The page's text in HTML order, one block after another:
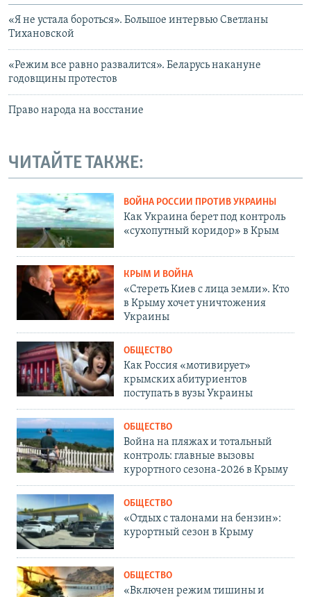
«Я не устала бороться». Большое интервью Светланы
Тихановской
«Режим все равно развалится». Беларусь накануне
годовщины протестов
Право народа на восстание
ЧИТАЙТЕ ТАКЖЕ:
ВОЙНА РОССИИ ПРОТИВ УКРАИНЫ
Как Украина берет под контроль
«сухопутный коридор» в Крым
КРЫМ И ВОЙНА
«Стереть Киев с лица земли». Кто
в Крыму хочет уничтожения
Украины
ОБЩЕСТВО
Как Россия «мотивирует»
крымских абитуриентов
поступать в вузы Украины
ОБЩЕСТВО
Война на пляжах и тотальный
контроль: главные вызовы
курортного сезона-2026 в Крыму
ОБЩЕСТВО
«Отдых с талонами на бензин»:
курортный сезон в Крыму
ОБЩЕСТВО
«Включен режим тишины и